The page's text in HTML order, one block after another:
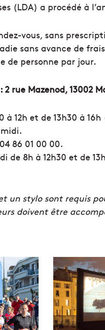
(LDA) a procédé à
vous, sans
sans avance de
de personne par jour.
rue Mazenod, 13002
12h et de 13h30 à
86 01 00 00.
8h à 12h30 et de
un stylo sont requis
doivent être
M
a
r
s
e
i
l